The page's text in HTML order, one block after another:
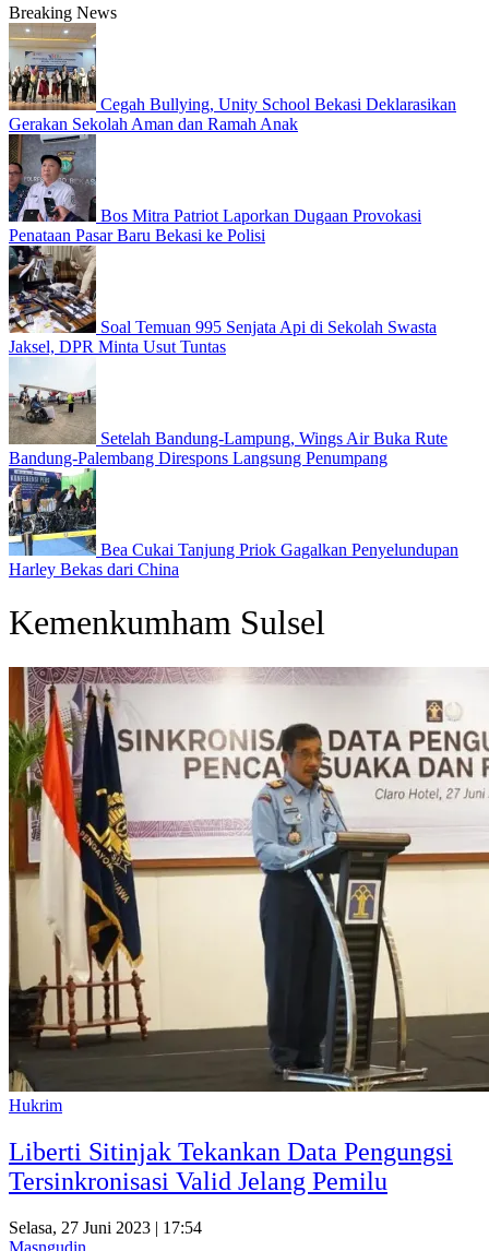
Breaking News
Cegah Bullying, Unity School Bekasi Deklarasikan
Gerakan Sekolah Aman dan Ramah Anak
Bos Mitra Patriot Laporkan Dugaan Provokasi
Penataan Pasar Baru Bekasi ke Polisi
Soal Temuan 995 Senjata Api di Sekolah Swasta
Jaksel, DPR Minta Usut Tuntas
Setelah Bandung-Lampung, Wings Air Buka Rute
Bandung-Palembang Direspons Langsung Penumpang
Bea Cukai Tanjung Priok Gagalkan Penyelundupan
Harley Bekas dari China
Kemenkumham Sulsel
Hukrim
Liberti Sitinjak Tekankan Data Pengungsi
Tersinkronisasi Valid Jelang Pemilu
Selasa, 27 Juni 2023 | 17:54
Masngudin